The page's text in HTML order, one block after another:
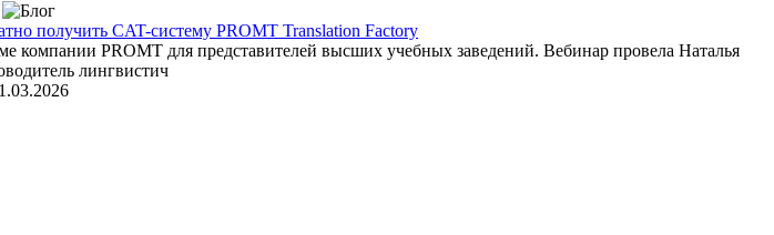
получить CAT-систему PROMT Translation Factory
компании PROMT для представителей высших учебных заведений. Вебинар провела Наталья
лингвистич